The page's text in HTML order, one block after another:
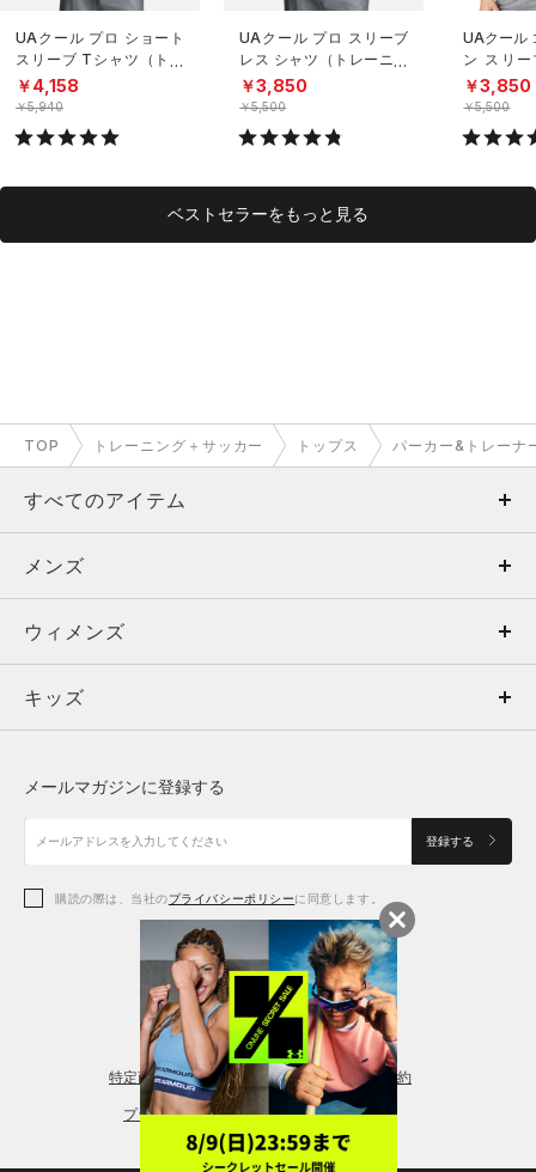
UAクール プロ ショート
スリーブ Tシャツ（トレ
ーニング/MEN）
￥4,158
￥5,940
UAクール プロ スリーブ
レス シャツ（トレーニン
グ/MEN）
￥3,850
￥5,500
UAクール
ン スリ
（トレー
￥3,850
￥5,500
ベストセラーをもっと見る
TOP トレーニング＋サッカー トップス パーカー&トレーナ
すべてのアイテム
メンズ
ウィメンズ
キッズ
アクセサリー
メンズ
トップス
ボトムス
アクセサリー
ウィメンズ
トップス
シューズ
アクセサリー
レギンス＆タイツ
キッズ
シューズ
メールマガジンに登録する
登録する
購読の際は、当社のプライバシーポリシーに同意します。
特定商取引法に基づく通販の表記 会員規約
プライバシーポリシー